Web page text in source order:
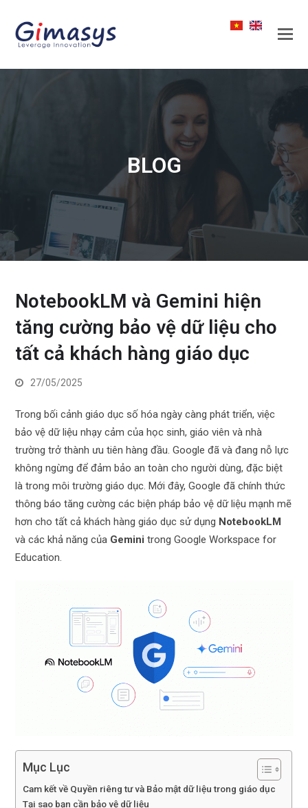
BLOG
NotebookLM và Gemini hiện
tăng cường bảo vệ dữ liệu cho
tất cả khách hàng giáo dục
27/05/2025
Trong bối cảnh giáo dục số hóa ngày càng phát triển, việc
bảo vệ dữ liệu nhạy cảm của học sinh, giáo viên và nhà
trường trở thành ưu tiên hàng đầu. Google đã và đang nỗ lực
không ngừng để đảm bảo an toàn cho người dùng, đặc biệt
là trong môi trường giáo dục. Mới đây, Google đã chính thức
thông báo tăng cường các biện pháp bảo vệ dữ liệu mạnh mẽ
hơn cho tất cả khách hàng giáo dục sử dụng NotebookLM
và các khả năng của Gemini trong Google Workspace for
Education.
Mục Lục
Cam kết về Quyền riêng tư và Bảo mật dữ liệu trong giáo dục
Tại sao bạn cần bảo vệ dữ liệu